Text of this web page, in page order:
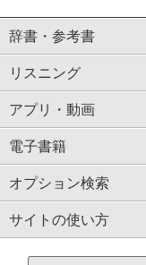
辞書・参考書
リスニング
アプリ・動画
電子書籍
オプション検索
サイトの使い方